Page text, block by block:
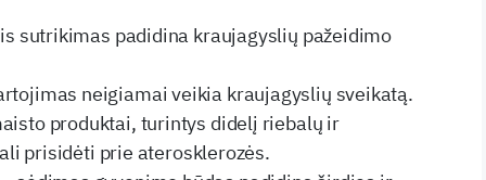
sutrikimas padidina kraujagyslių pažeidimo
neigiamai veikia kraujagyslių sveikatą.
produktai, turintys didelį riebalų ir
prisidėti prie aterosklerozės.